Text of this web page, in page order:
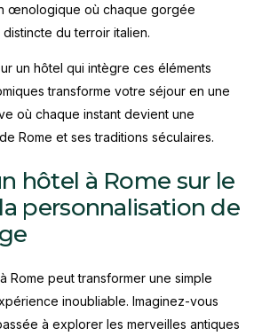
œnologique où chaque gorgée
du terroir italien.
un hôtel qui intègre ces éléments
transforme votre séjour en une
où chaque instant devient une
Rome et ses traditions séculaires.
hôtel à Rome sur le
personnalisation de
Rome peut transformer une simple
inoubliable. Imaginez-vous
à explorer les merveilles antiques